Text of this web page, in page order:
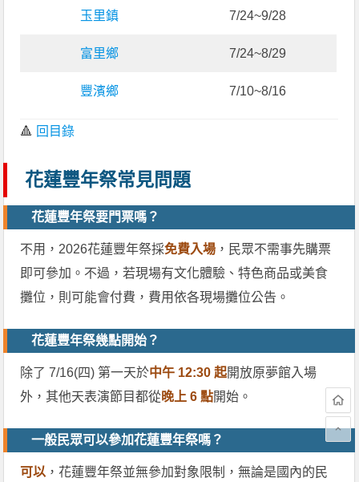
玉里鎮 7/24~9/28
富里鄉 7/24~8/29
豐濱鄉 7/10~8/16
🔺 回目錄
花蓮豐年祭常見問題
花蓮豐年祭要門票嗎？
不用，2026花蓮豐年祭採免費入場 ，民眾不需事先購票
即可參加。不過，若現場有文化體驗、特色商品或美食
攤位，則可能會付費，費用依各現場攤位公告。
花蓮豐年祭幾點開始？
除了 7/16(四) 第一天於中午 12:30 起開放原夢館入場
外，其他天表演節目都從晚上 6 點開始。
一般民眾可以參加花蓮豐年祭嗎？
可以 ，花蓮豐年祭並無參加對象限制，無論是國內的民